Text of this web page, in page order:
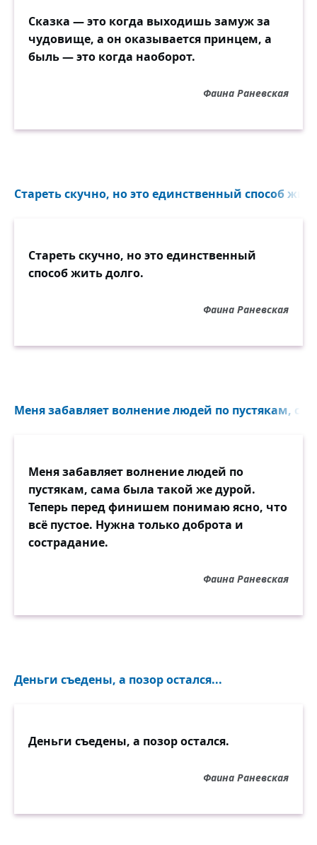
Сказка — это когда выходишь замуж за
чудовище, а он оказывается принцем, а
быль — это когда наоборот.
Фаина Раневская
Стареть скучно, но это единственный способ
Стареть скучно, но это единственный
способ жить долго.
Фаина Раневская
Меня забавляет волнение людей по пустякам,
Меня забавляет волнение людей по
пустякам, сама была такой же дурой.
Теперь перед финишем понимаю ясно, что
всё пустое. Нужна только доброта и
сострадание.
Фаина Раневская
Деньги съедены, а позор остался...
Деньги съедены, а позор остался.
Фаина Раневская